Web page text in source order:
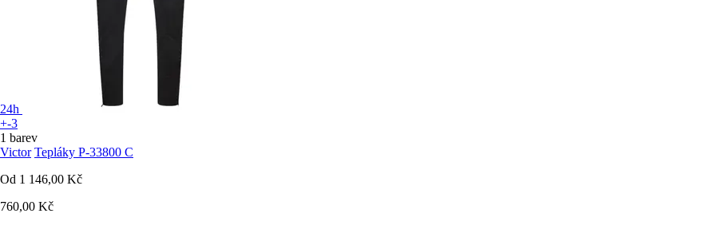
24h
+-3
1 barev
Victor Tepláky P-33800 C
Od 1 146,00 Kč
760,00 Kč